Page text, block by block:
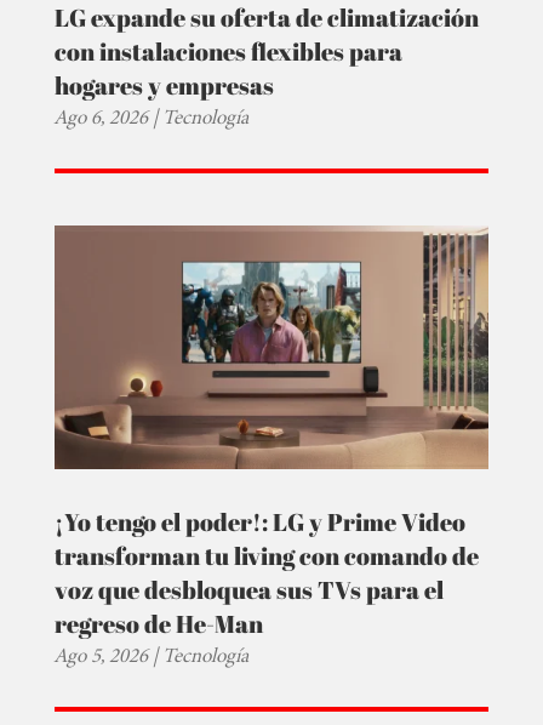
LG expande su oferta de climatización
con instalaciones flexibles para
hogares y empresas
Ago 6, 2026|Tecnología
¡Yo tengo el poder!: LG y Prime Video
transforman tu living con comando de
voz que desbloquea sus TVs para el
regreso de He-Man
Ago 5, 2026|Tecnología